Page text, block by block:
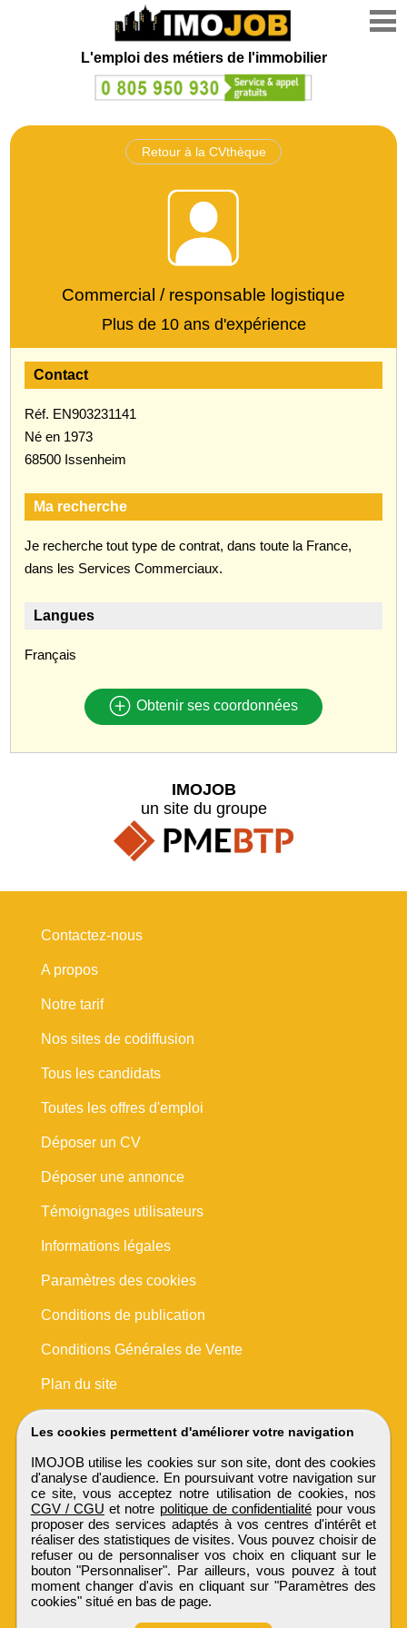
L'emploi des métiers de l'immobilier
Retour à la CVthèque
Commercial / responsable logistique
Plus de 10 ans d'expérience
Contact
Réf. EN903231141
Né en 1973
68500 Issenheim
Ma recherche
Je recherche tout type de contrat, dans toute la France,
dans les Services Commerciaux.
Langues
Français
Obtenir ses coordonnées
Les cookies permettent d'améliorer votre navigation
IMOJOB utilise les cookies sur son site, dont des cookies
d'analyse d'audience. En poursuivant votre navigation sur
ce site, vous acceptez notre utilisation de cookies, nos
CGV / CGU et notre politique de confidentialité pour vous
proposer des services adaptés à vos centres d'intérêt et
réaliser des statistiques de visites. Vous pouvez choisir de
refuser ou de personnaliser vos choix en cliquant sur le
bouton "Personnaliser". Par ailleurs, vous pouvez à tout
moment changer d'avis en cliquant sur "Paramètres des
cookies" situé en bas de page.
IMOJOB
un site du groupe
Contactez-nous
A propos
Notre tarif
Nos sites de codiffusion
Tous les candidats
Toutes les offres d'emploi
Déposer un CV
Déposer une annonce
Témoignages utilisateurs
Informations légales
Paramètres des cookies
Conditions de publication
Conditions Générales de Vente
Plan du site